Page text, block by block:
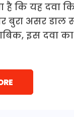
है कि यह दवा
बुरा असर डाल
इस दवा